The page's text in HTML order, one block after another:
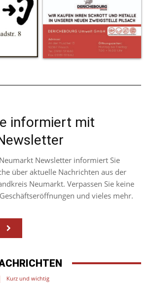
informiert mit
Newsletter informiert Sie
über aktuelle Nachrichten aus der
Neumarkt. Verpassen Sie keine
und vieles mehr.
Kurz und wichtig